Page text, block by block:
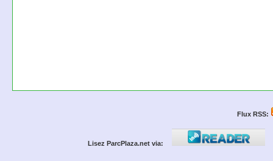
Flux RSS:
Lisez ParcPlaza.net via: